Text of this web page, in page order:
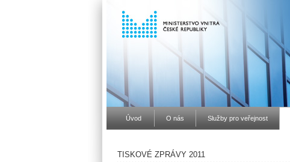
Úvod O nás Služby pro veřejnost
TISKOVÉ ZPRÁVY 2011